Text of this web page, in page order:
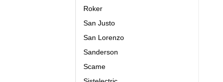
Roker
San Justo
San Lorenzo
Sanderson
Scame